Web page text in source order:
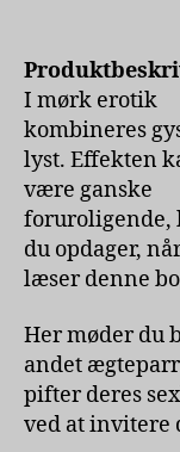
I mørk erotik
kombineres
lyst. Effekten
være ganske
foruroligende,
du opdager,
læser denne
Her møder du
andet
pifter deres
ved at invitere